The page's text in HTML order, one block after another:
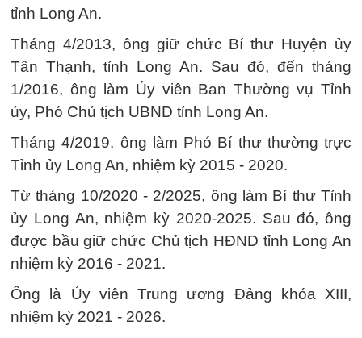
tỉnh Long An.
Tháng 4/2013, ông giữ chức Bí thư Huyện ủy
Tân Thạnh, tỉnh Long An. Sau đó, đến tháng
1/2016, ông làm Ủy viên Ban Thường vụ Tỉnh
ủy, Phó Chủ tịch UBND tỉnh Long An.
Tháng 4/2019, ông làm Phó Bí thư thường trực
Tỉnh ủy Long An, nhiệm kỳ 2015 - 2020.
Từ tháng 10/2020 - 2/2025, ông làm Bí thư Tỉnh
ủy Long An, nhiệm kỳ 2020-2025. Sau đó, ông
được bầu giữ chức Chủ tịch HĐND tỉnh Long An
nhiệm kỳ 2016 - 2021.
Ông là Ủy viên Trung ương Đảng khóa XIII,
nhiệm kỳ 2021 - 2026.